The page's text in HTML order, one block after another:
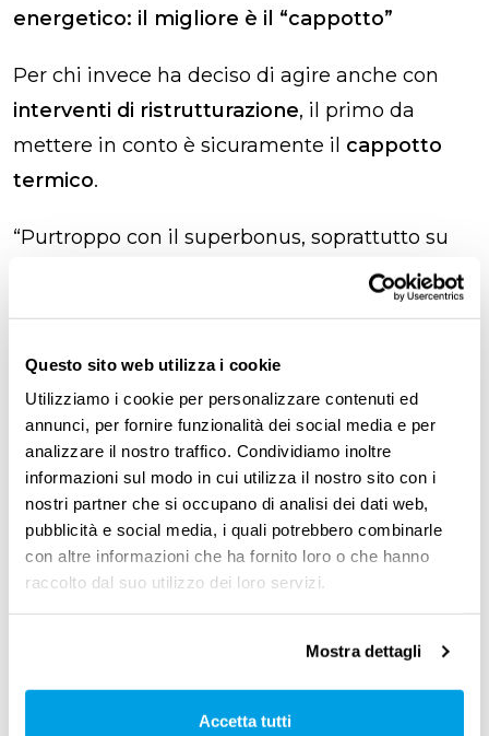
Questo sito web utilizza i cookie
Utilizziamo i cookie per personalizzare contenuti ed
annunci, per fornire funzionalità dei social media e per
analizzare il nostro traffico. Condividiamo inoltre
informazioni sul modo in cui utilizza il nostro sito con i
nostri partner che si occupano di analisi dei dati web,
pubblicità e social media, i quali potrebbero combinarle
con altre informazioni che ha fornito loro o che hanno
raccolto dal suo utilizzo dei loro servizi.
Mostra dettagli
Accetta tutti
energetico: il migliore è il “cappotto”
Per chi invece ha deciso di agire anche con
interventi di ristrutturazione, il primo da
mettere in conto è sicuramente il cappotto
termico.
“Purtroppo con il superbonus, soprattutto su
questo tipo di intervento, c’è stata unabolla
con costi lievitati a dismisura
migliorare l’efficienza termica della propria
abitazione il primo passo è agire
sull’isolamentoe ilcappotto termico è lo
strumento più efficace. Non si tratta, come
alcuni pensano, solo di un rivestimento ma di
unsistema integrato che può portare,
soprattutto se accompagnato dal cambio
finestre, a unrisparmio in bolletta del 60 o
“In più ‒ continua Casiraghi ‒ l’isolamento è